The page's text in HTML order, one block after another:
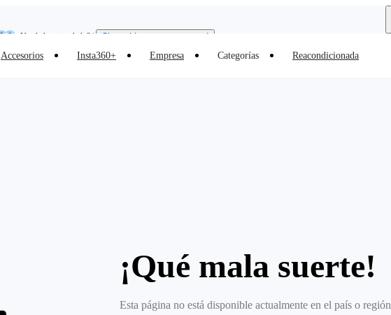
Need shopping help? | Chat with our experts now!
Accesorios Insta360+ Empresa Categorías Reacondicionada
¡Qué mala suerte!
Esta página no está disponible actualmente en el país o región